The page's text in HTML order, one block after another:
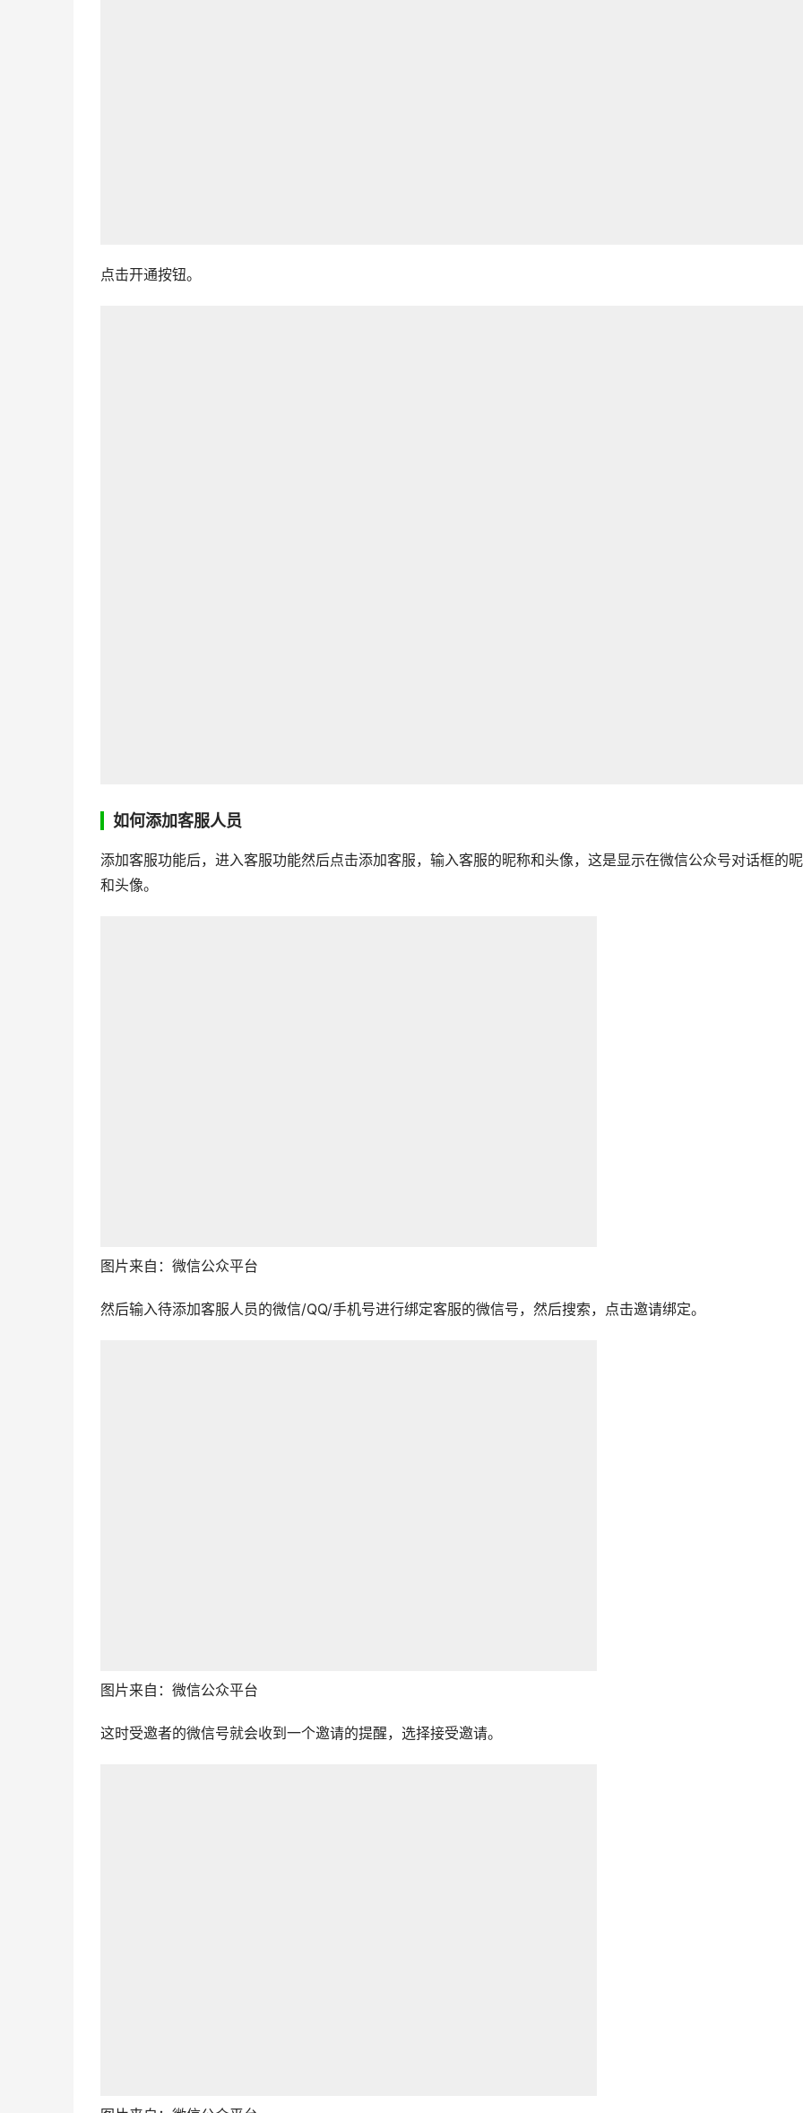
点击开通按钮。
如何添加客服人员
添加客服功能后，进入客服功能然后点击添加客服，输入客服的昵称和头像，这是显示在微信公众号对话框的
和头像。
图片来自：微信公众平台
然后输入待添加客服人员的微信/QQ/手机号进行绑定客服的微信号，然后搜索，点击邀请绑定。
图片来自：微信公众平台
这时受邀者的微信号就会收到一个邀请的提醒，选择接受邀请。